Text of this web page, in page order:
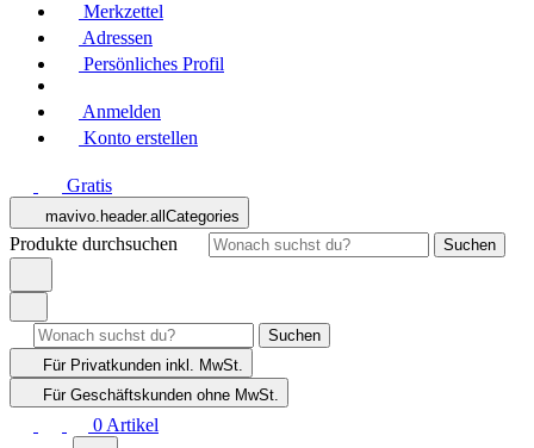
Merkzettel
Adressen
Persönliches Profil
Anmelden
Konto erstellen
Gratis
mavivo.header.allCategories
Produkte durchsuchen Suchen
Suchen
Für Privatkunden inkl. MwSt.
Für Geschäftskunden ohne MwSt.
0 Artikel